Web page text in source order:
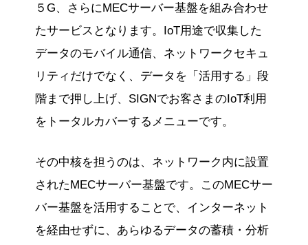
５G、さらにMECサーバー基盤を組み合わせ
たサービスとなります。IoT用途で収集した
データのモバイル通信、ネットワークセキュ
リティだけでなく、データを「活用する」段
階まで押し上げ、SIGNでお客さまのIoT利用
をトータルカバーするメニューです。
その中核を担うのは、ネットワーク内に設置
されたMECサーバー基盤です。このMECサー
バー基盤を活用することで、インターネット
を経由せずに、あらゆるデータの蓄積・分析